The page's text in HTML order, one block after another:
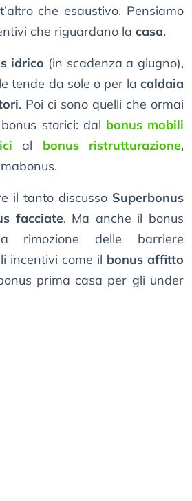
che esaustivo. Pensiamo
che riguardano la casa.
idrico (in scadenza a giugno),
tende da sole o per la caldaia
. Poi ci sono quelli che ormai
storici: dal bonus mobili
al bonus ristrutturazione,
il tanto discusso Superbonus
facciate. Ma anche il bonus
rimozione delle barriere
incentivi come il bonus affitto
prima casa per gli under